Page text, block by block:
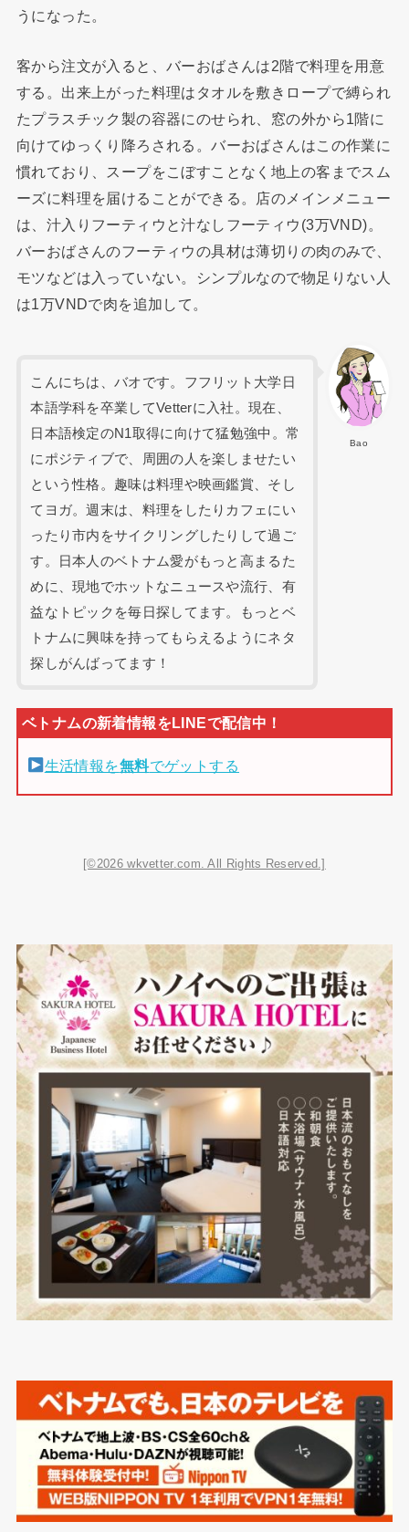
うになった。
客から注文が入ると、バーおばさんは2階で料理を用意
する。出来上がった料理はタオルを敷きロープで縛られ
たプラスチック製の容器にのせられ、窓の外から1階に
向けてゆっくり降ろされる。バーおばさんはこの作業に
慣れており、スープをこぼすことなく地上の客までスム
ーズに料理を届けることができる。店のメインメニュー
は、汁入りフーティウと汁なしフーティウ(3万VND)。
バーおばさんのフーティウの具材は薄切りの肉のみで、
モツなどは入っていない。シンプルなので物足りない人
は1万VNDで肉を追加して。
Bao
こんにちは、バオです。フフリット大学日
本語学科を卒業してVetterに入社。現在、
日本語検定のN1取得に向けて猛勉強中。常
にポジティブで、周囲の人を楽しませたい
という性格。趣味は料理や映画鑑賞、そし
てヨガ。週末は、料理をしたりカフェにい
ったり市内をサイクリングしたりして過ご
す。日本人のベトナム愛がもっと高まるた
めに、現地でホットなニュースや流行、有
益なトピックを毎日探してます。もっとベ
トナムに興味を持ってもらえるようにネタ
探しがんばってます！
生活情報を無料でゲットする
[©2026 wkvetter.com. All Rights Reserved.]